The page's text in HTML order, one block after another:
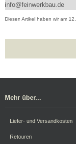
info@feinwerkbau.de
Diesen Artikel haben wir am
Mehr über...
Liefer- und Versandkosten
Retouren